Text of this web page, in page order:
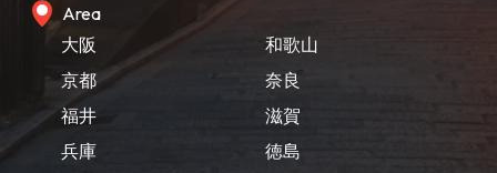
Area
大阪
京都
福井
兵庫
和歌山
奈良
滋賀
徳島